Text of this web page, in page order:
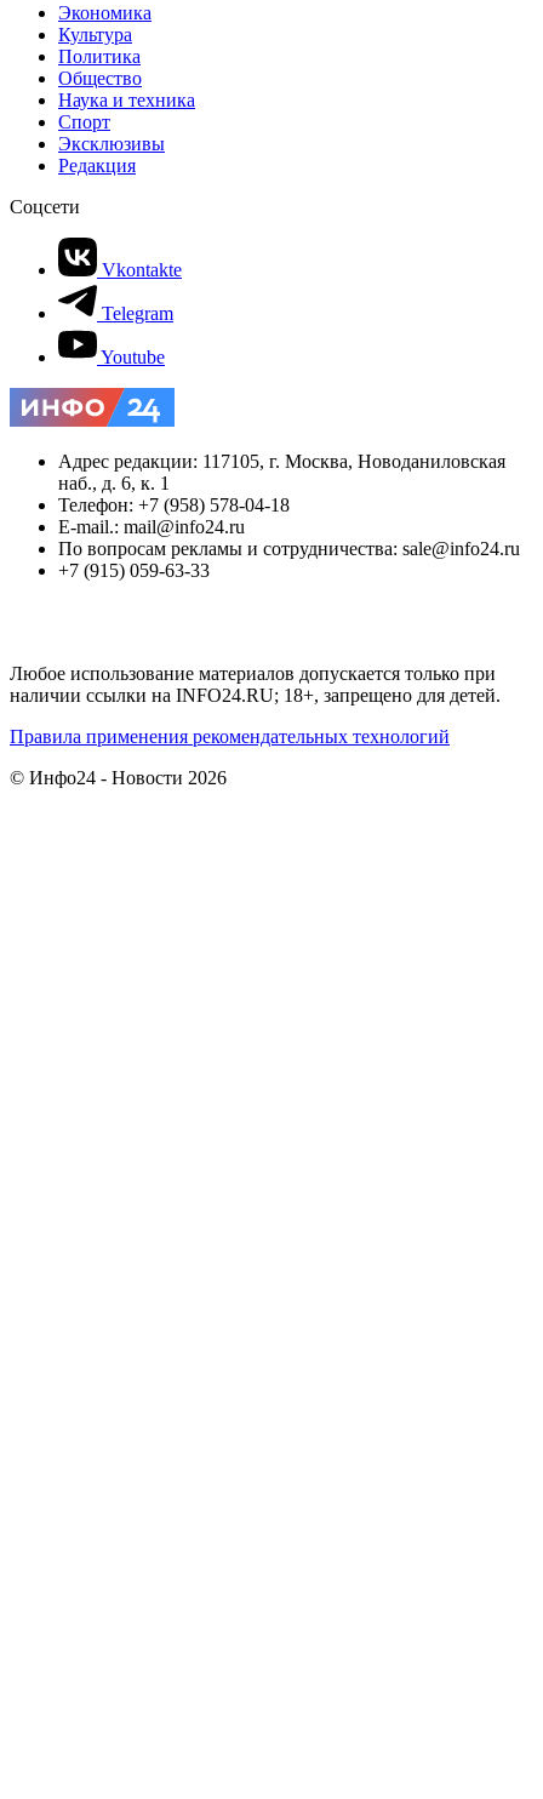
Экономика
Культура
Политика
Общество
Наука и техника
Спорт
Эксклюзивы
Редакция
Соцсети
Vkontakte
Telegram
Youtube
Адрес редакции: 117105, г. Москва, Новоданиловская
наб., д. 6, к. 1
Телефон: +7 (958) 578-04-18
E-mail.: mail@info24.ru
По вопросам рекламы и сотрудничества: sale@info24.ru
+7 (915) 059-63-33
Любое использование материалов допускается только при
наличии ссылки на INFO24.RU; 18+, запрещено для детей.
Правила применения рекомендательных технологий
© Инфо24 - Новости 2026